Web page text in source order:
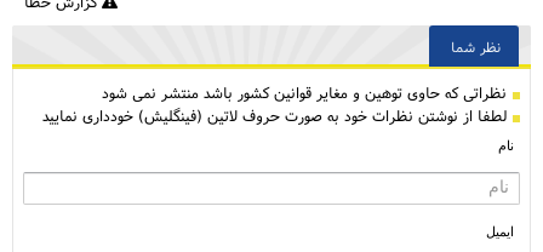
نظر شما
نظراتی كه حاوی توهین و مغایر قوانین کشور باشد منتشر نمی شود
لطفا از نوشتن نظرات خود به صورت حروف لاتین (فینگلیش) خودداری نمایید
نام
ایمیل